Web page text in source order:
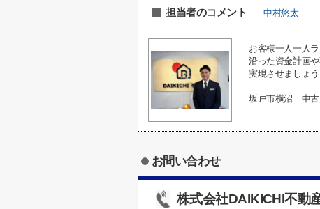
担当者のコメント 中村悠太
お客様一人一人
沿った資金計画
実現させましょう
坂戸市横沼 中
お問い合わせ
株式会社DAIKICHI不